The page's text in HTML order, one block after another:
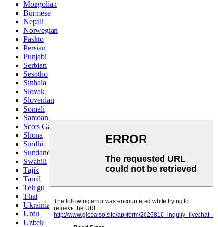
Mongolian
Burmese
Nepali
Norwegian
Pashto
Persian
Punjabi
Serbian
Sesotho
Sinhala
Slovak
Slovenian
Somali
Samoan
Scots Gaelic
Shona
Sindhi
Sundanese
Swahili
Tajik
Tamil
Telugu
Thai
Ukrainian
Urdu
Uzbek